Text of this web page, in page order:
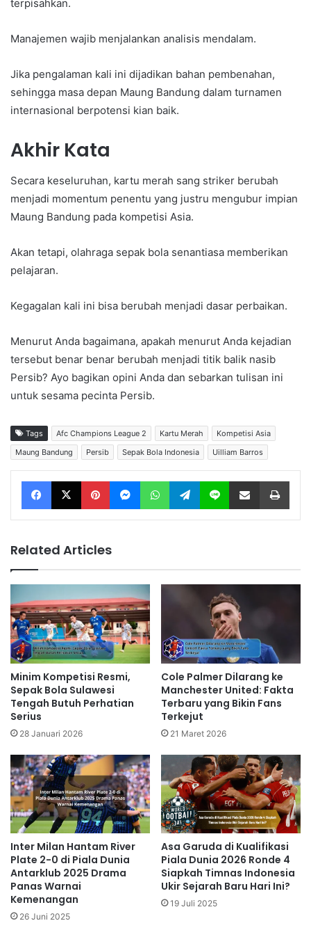
terpisahkan.
Manajemen wajib menjalankan analisis mendalam.
Jika pengalaman kali ini dijadikan bahan pembenahan,
sehingga masa depan Maung Bandung dalam turnamen
internasional berpotensi kian baik.
Akhir Kata
Secara keseluruhan, kartu merah sang striker berubah
menjadi momentum penentu yang justru mengubur impian
Maung Bandung pada kompetisi Asia.
Akan tetapi, olahraga sepak bola senantiasa memberikan
pelajaran.
Kegagalan kali ini bisa berubah menjadi dasar perbaikan.
Menurut Anda bagaimana, apakah menurut Anda kejadian
tersebut benar benar berubah menjadi titik balik nasib
Persib? Ayo bagikan opini Anda dan sebarkan tulisan ini
untuk sesama pecinta Persib.
Tags Afc Champions League 2 Kartu Merah
Kompetisi Asia
Maung Bandung
Persib Sepak Bola Indonesia Uilliam Barros
Facebook X Pinterest Messenger WhatsApp Telegram Line Share via Email
Related Articles
Minim Kompetisi Resmi,
Sepak Bola Sulawesi
Tengah Butuh Perhatian
Serius
28 Januari 2026
Cole Palmer Dilarang ke
Manchester United: Fakta
Terbaru yang Bikin Fans
Terkejut
21 Maret 2026
Inter Milan Hantam River
Plate 2-0 di Piala Dunia
Antarklub 2025 Drama
Panas Warnai
Kemenangan
26 Juni 2025
Asa Garuda di Kualifikasi
Piala Dunia 2026 Ronde 4
Siapkah Timnas Indonesia
Ukir Sejarah Baru Hari Ini?
19 Juli 2025